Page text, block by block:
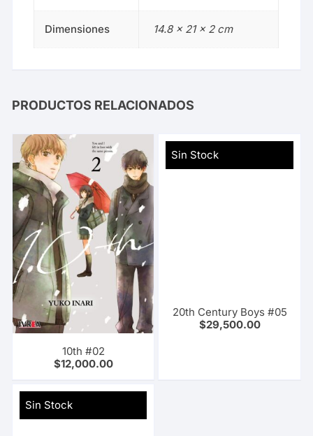
Dimensiones 14.8 × 21 × 2 cm
PRODUCTOS RELACIONADOS
10th #02
$12,000.00
Sin Stock
20th Century Boys #05
$29,500.00
Sin Stock